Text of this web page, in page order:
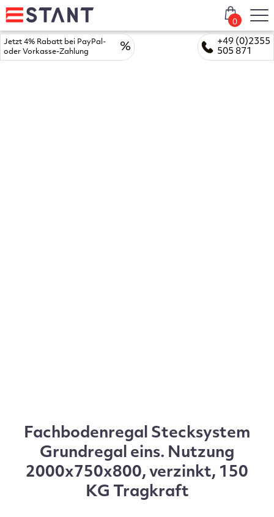
+49 (0)2355
505 871
Jetzt 4% Rabatt bei PayPal-
oder Vorkasse-Zahlung
%
0
Fachbodenregal Stecksystem
Grundregal eins. Nutzung
2000x750x800, verzinkt, 150
KG Tragkraft